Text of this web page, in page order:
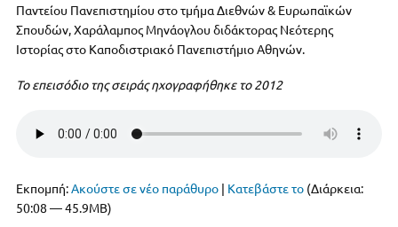
Παντείου Πανεπιστημίου στο τμήμα Διεθνών & Ευρωπαϊκών
Σπουδών, Χαράλαμπος Μηνάογλου διδάκτορας Νεότερης
Ιστορίας στο Καποδιστριακό Πανεπιστήμιο Αθηνών.
Το επεισόδιο της σειράς ηχογραφήθηκε το 2012
Εκπομπή:Ακούστε σε νέο παράθυρο | Κατεβάστε το (Διάρκεια:
50:08 — 45.9MB)